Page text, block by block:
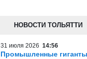
НОВОСТИ ТОЛЬЯТТИ
31 июля 2026 14:56
Промышленные